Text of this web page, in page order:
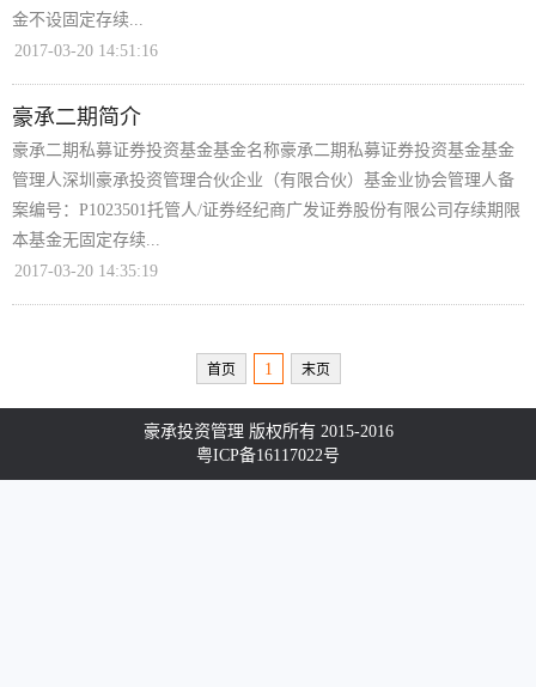
金不设固定存续...
2017-03-20 14:51:16
豪承二期简介
豪承二期私募证券投资基金基金名称豪承二期私募证券投资基金基金
管理人深圳豪承投资管理合伙企业（有限合伙）基金业协会管理人备
案编号：P1023501托管人/证券经纪商广发证券股份有限公司存续期限
本基金无固定存续...
2017-03-20 14:35:19
首页 1 末页
豪承投资管理 版权所有 2015-2016
粤ICP备16117022号